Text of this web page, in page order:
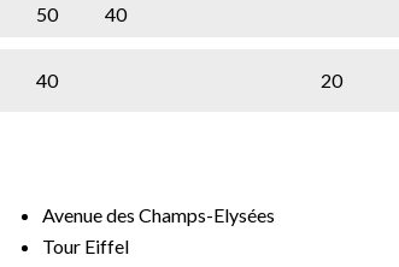
50 40
40 20
Avenue des Champs-Elysées
Tour Eiffel